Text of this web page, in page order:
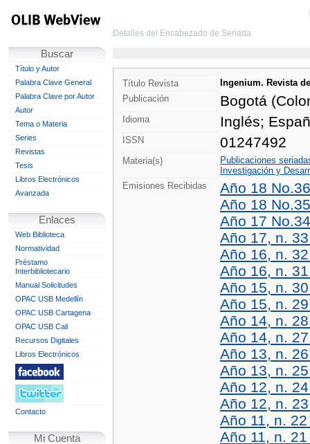
Buscar
Título y Autor
Palabra Clave General
Palabra Clave por Autor
Autor
Tema o Materia
Series
Revistas
Tesis
Libros Electrónicos
Avanzada
Enlaces
Web Biblioteca
Normatividad
Préstamo
Interbibliotecario
Manual Solicitudes
OPAC USB Medellín
OPAC USB Cartagena
OPAC USB Cali
Recursos Digitales
Libros Electrónicos
Contacto
Mi Cuenta
Detalles del Encabezado de Seriada
Título Revista
Ingenium. Revista
Publicación
Bogotá
Idioma Inglés;
ISSN 01247492
Materia(s)
Publicaciones
Investigación y
Emisiones Recibidas
Año 18
Año 18
Año 17
Año 17, n.
Año 16, n.
Año 16, n.
Año 15, n.
Año 15, n.
Año 14, n.
Año 14, n.
Año 13, n.
Año 13, n.
Año 12, n.
Año 12, n.
Año 11, n.
Año 11, n.